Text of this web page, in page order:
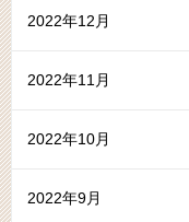
2022年12月
2022年11月
2022年10月
2022年9月